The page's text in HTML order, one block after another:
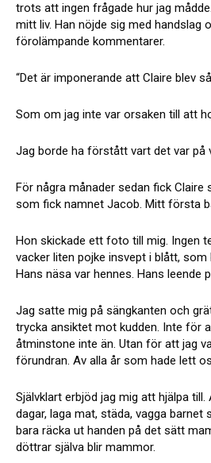
trots att ingen frågade hur jag
mitt liv. Han nöjde sig med handslag
förolämpande kommentarer.
“Det är imponerande att Claire blev
Som om jag inte var orsaken till att
Jag borde ha förstått vart det var på
För några månader sedan fick Claire
som fick namnet Jacob. Mitt första
Hon skickade ett foto till mig. Ingen
vacker liten pojke insvept i blått, som
Hans näsa var hennes. Hans leende
Jag satte mig på sängkanten och
trycka ansiktet mot kudden. Inte för
åtminstone inte än. Utan för att jag
förundran. Av alla år som hade lett
Självklart erbjöd jag mig att hjälpa
dagar, laga mat, städa, vagga barnet
bara räcka ut handen på det sätt
döttrar själva blir mammor.